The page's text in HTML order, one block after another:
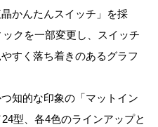
かんたんスイッチ」を採
クを一部変更し、スイッチ
すく落ち着きのあるグラフ
知的な印象の「マットイン
型、各4色のラインアップと